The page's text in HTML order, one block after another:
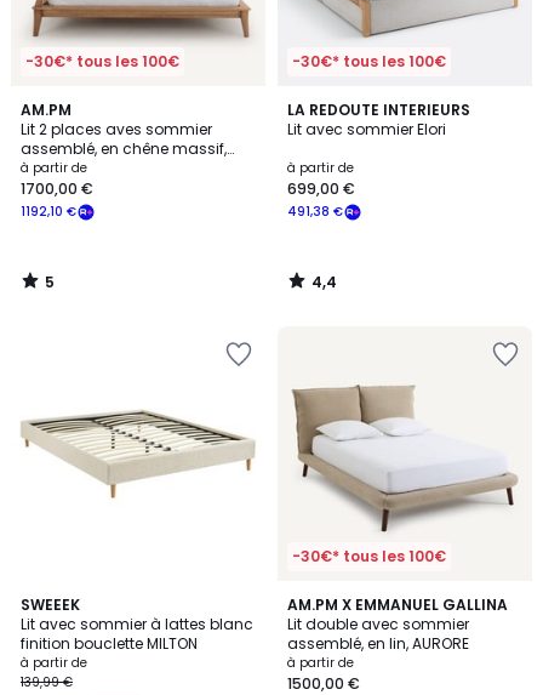
-30€* tous les 100€
AM.PM
Lit 2 places aves sommier
assemblé, en chêne massif,
CASPIAN
à partir de
1192,10 €
1700,00 €
5
/
5
5
/
-30€* tous les 100€
LA REDOUTE INTERIEURS
Lit avec sommier Elori
à partir de
491,38 €
699,00 €
4,4
/ 5
4,4
/
SWEEEK
Lit avec sommier à lattes blanc
finition bouclette MILTON
à partir de
139,99 €
-30€* tous les 100€
AM.PM X EMMANUEL GALLINA
Lit double avec sommier
assemblé, en lin, AURORE
à partir de
1500,00 €
1
/
5
2
Couleurs